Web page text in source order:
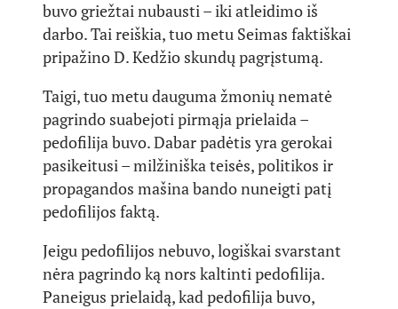
buvo griežtai nubausti – iki atleidimo iš
darbo. Tai reiškia, tuo metu Seimas faktiškai
pripažino D. Kedžio skundų pagrįstumą.
Taigi, tuo metu dauguma žmonių nematė
pagrindo suabejoti pirmąja prielaida –
pedofilija buvo. Dabar padėtis yra gerokai
pasikeitusi – milžiniška teisės, politikos ir
propagandos mašina bando nuneigti patį
pedofilijos faktą.
Jeigu pedofilijos nebuvo, logiškai svarstant
nėra pagrindo ką nors kaltinti pedofilija.
Paneigus prielaidą, kad pedofilija buvo,